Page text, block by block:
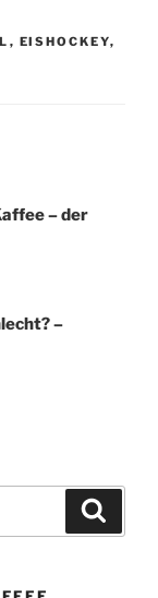
, EISHOCKEY,
– der
–